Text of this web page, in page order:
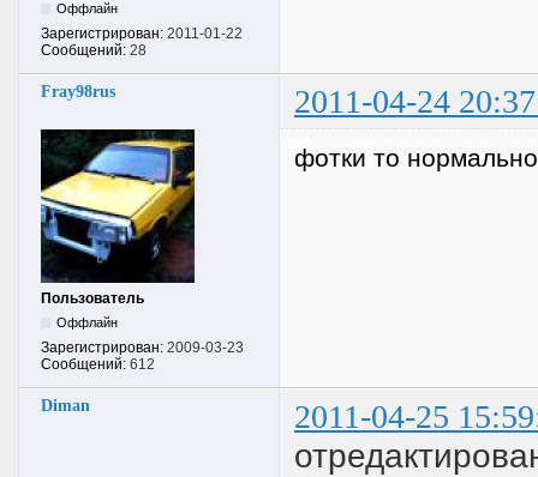
Оффлайн
Зарегистрирован: 2011-01-22
Сообщений: 28
Fray98rus 2011-04-24
Пользователь
Оффлайн
Зарегистрирован: 2009-03-23
Сообщений: 612
фотки то
Diman 2011-04-25